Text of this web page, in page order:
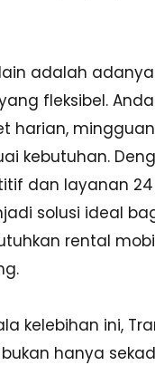
adalah
fleksibel.
harian,
kebutuhan.
dan layanan
solusi ideal
rental
kelebihan ini,
hanya